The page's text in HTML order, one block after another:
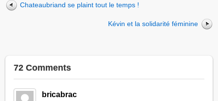
Chateaubriand se plaint tout le temps !
Kévin et la solidarité féminine
72 Comments
bricabrac